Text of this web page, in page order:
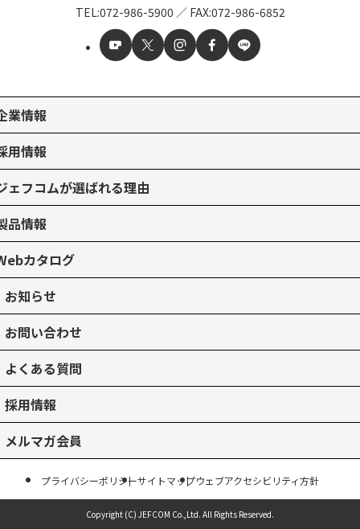
TEL:072-986-5900 ／ FAX:072-986-6852
業情報
用情報
ェフコムが選ばれる理由
品情報
カタログ
お知らせ
お問い合わせ
よくある質問
採用情報
メルマガ会員
プライバシーポリシーサイトマップウェブアクセシビリティ方針
Copyright (C) JEFCOM Co.,Ltd. All Rights Reserved.